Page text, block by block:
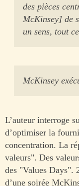
des pièces
McKinsey] de
un sens, tout
McKinsey
L’auteur interroge
d’optimiser la
concentration. La
valeurs". Des
des "Values Days".
d’une soirée